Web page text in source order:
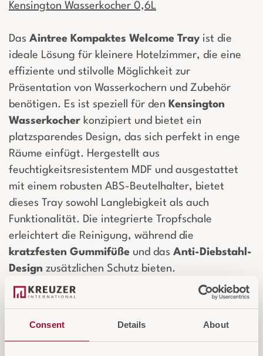
Consent Details About
Kensington Wasserkocher 0,6L
Das Aintree Kompaktes Welcome Tray ist die
ideale Lösung für kleinere Hotelzimmer, die eine
effiziente und stilvolle Möglichkeit zur
Präsentation von Wasserkochern und Zubehör
benötigen. Es ist speziell für den Kensington
Wasserkocher konzipiert und bietet ein
platzsparendes Design, das sich perfekt in enge
Räume einfügt. Hergestellt aus
feuchtigkeitsresistentem MDF und ausgestattet
mit einem robusten ABS-Beutelhalter, bietet
dieses Tray sowohl Langlebigkeit als auch
Funktionalität. Die integrierte Tropfschale
erleichtert die Reinigung, während die
kratzfesten Gummifüße und das Anti-Diebstahl-
Design zusätzlichen Schutz bieten.
Login für Preise und Warenkorb